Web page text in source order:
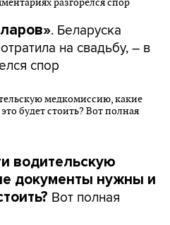
. Беларуска
на свадьбу, – в
спор
водительскую
документы нужны и
Вот полная